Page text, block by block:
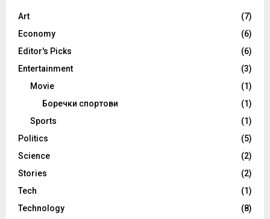
Art
(7)
Economy
(6)
Editor's Picks
(6)
Entertainment
(3)
Movie
(1)
Боречки спортови
(1)
Sports
(1)
Politics
(5)
Science
(2)
Stories
(2)
Tech
(1)
Technology
(8)